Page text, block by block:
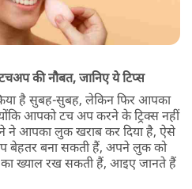
की नौबत, जानिए ये टिप्स
है सुबह-सुबह, लेकिन फिर आपका
आपको टच अप करने के ट्रिक्स नहीं
ने आपका लुक खराब कर दिया है, ऐसे
बना सकती हैं, अपने लुक को
ख्याल रख सकती हैं, आइए जानते हैं